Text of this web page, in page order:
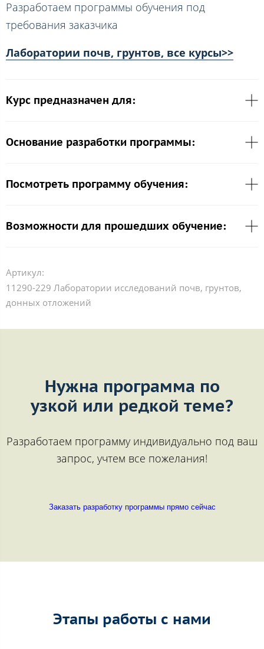
Разработаем программы обучения под
требования заказчика
Лаборатории почв, грунтов, все курсы>>
Курс предназначен для:
Основание разработки программы:
Посмотреть программу обучения:
Возможности для прошедших обучение:
Артикул:
11290-229 Лаборатории исследований почв, грунтов,
донных отложений
Нужна программа по
узкой или редкой теме?
Разработаем программу индивидуально под ваш
запрос, учтем все пожелания!
Заказать разработку программы прямо сейчас
Этапы работы с нами